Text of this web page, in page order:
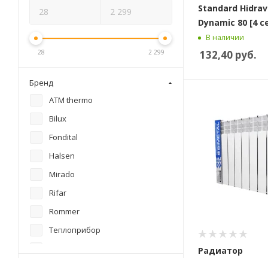
Standard
Dynamic 80 [4
В наличии
132,40 руб.
Радиатор
28 2 299
Бренд
ATM thermo
Bilux
Fondital
Halsen
Mirado
Rifar
Rommer
Теплоприбор